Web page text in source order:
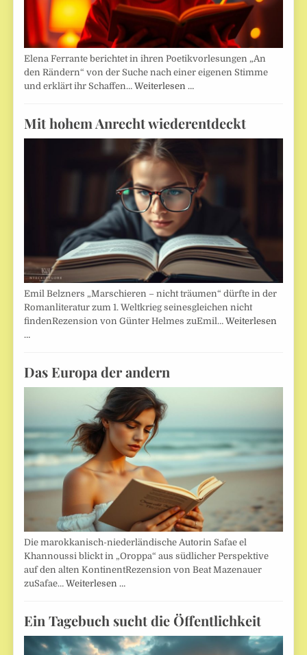
Elena Ferrante berichtet in ihren Poetikvorlesungen „An
den Rändern“ von der Suche nach einer eigenen Stimme
und erklärt ihr Schaffen…Weiterlesen …
Mit hohem Anrecht wiederentdeckt
Emil Belzners „Marschieren – nicht träumen“ dürfte in der
Romanliteratur zum 1. Weltkrieg seinesgleichen nicht
findenRezension von Günter Helmes zuEmil…Weiterlesen
…
Das Europa der andern
Die marokkanisch-niederländische Autorin Safae el
Khannoussi blickt in „Oroppa“ aus südlicher Perspektive
auf den alten KontinentRezension von Beat Mazenauer
zuSafae…Weiterlesen …
Ein Tagebuch sucht die Öffentlichkeit